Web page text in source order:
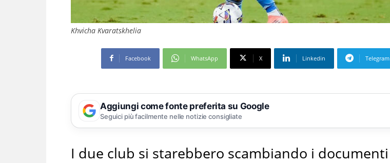
Khvicha Kvaratskhelia
Facebook WhatsApp X Linkedin Telegram
Aggiungi come fonte preferita su Google
Seguici più facilmente nelle notizie consigliate
I due club si starebbero scambiando i documenti